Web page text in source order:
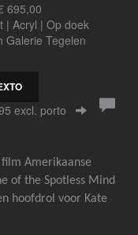
695,00
| Acryl | Op doek
Galerie Tegelen
excl. porto
Amerikaanse
of the Spotless Mind
hoofdrol voor Kate